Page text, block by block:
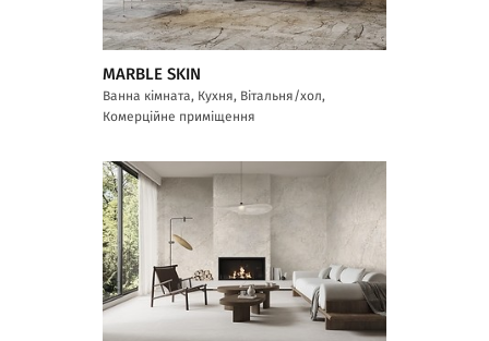
MARBLE SKIN
Ванна кімната, Кухня, Вітальня/хол,
Комерційне приміщення